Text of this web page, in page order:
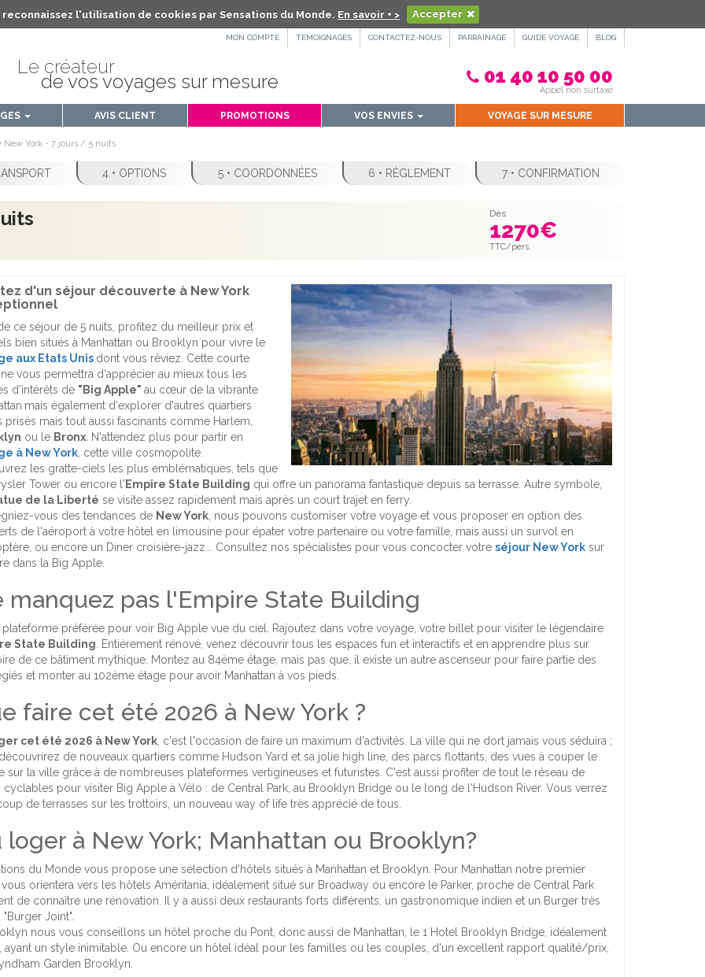
l'utilisation de cookies par Sensations du Monde. En savoir + > Accepter
MON COMPTE TÉMOIGNAGES CONTACTEZ-NOUS PARRAINAGE GUIDE VOYAGE BLOG
Le créateur
de vos voyages sur mesure 01 40 10 50 00
Appel non surtaxé
AVIS CLIENT PROMOTIONS VOS ENVIES VOYAGE SUR MESURE
New York - 7 jours / 5 nuits
4 • OPTIONS 5 • COORDONNÉES 6 • RÈGLEMENT 7 • CONFIRMATION
Dès
1270€
TTC/pers.
d'un séjour découverte à New York
ce séjour de 5 nuits, profitez du meilleur prix et
bien situés à Manhattan ou Brooklyn pour vivre le
aux Etats Unis dont vous rêviez. Cette courte
vous permettra d'apprécier au mieux tous les
d'intérêts de "Big Apple" au cœur de la vibrante
mais également d'explorer d'autres quartiers
prisés mais tout aussi fascinants comme Harlem,
ou le Bronx. N'attendez plus pour partir en
à New York, cette ville cosmopolite.
les gratte-ciels les plus emblématiques, tels que
Tower ou encore l' Empire State Building qui offre un panorama fantastique depuis sa terrasse. Autre symbole,
de la Liberté se visite assez rapidement mais après un court trajet en ferry.
vous des tendances de New York, nous pouvons customiser votre voyage et vous proposer en option des
de l'aéroport à votre hôtel en limousine pour épater votre partenaire ou votre famille, mais aussi un survol en
ou encore un Diner croisière-jazz... Consultez nos spécialistes pour vous concocter votre séjour New Yorksur
dans la Big Apple.
manquez pas l'Empire State Building
préférée pour voir Big Apple vue du ciel. Rajoutez dans votre voyage, votre billet pour visiter le légendaire
State Building. Entièrement rénové, venez découvrir tous les espaces fun et interactifs et en apprendre plus sur
de ce bâtiment mythique. Montez au 84ème étage, mais pas que, il existe un autre ascenseur pour faire partie des
et monter au 102ème étage pour avoir Manhattan à vos pieds.
faire cet été 2026 à New York ?
cet été 2026 à New York, c'est l'occasion de faire un maximum d'activités. La ville qui ne dort jamais vous séduira ;
de nouveaux quartiers comme Hudson Yard et sa jolie high line, des parcs flottants, des vues à couper le
sur la ville grâce à de nombreuses plateformes vertigineuses et futuristes. C'est aussi profiter de tout le réseau de
cyclables pour visiter Big Apple à Vélo : de Central Park, au Brooklyn Bridge ou le long de l'Hudson River. Vous verrez
de terrasses sur les trottoirs, un nouveau way of life très apprécié de tous.
loger à New York; Manhattan ou Brooklyn?
du Monde vous propose une sélection d'hôtels situés à Manhattan et Brooklyn. Pour Manhattan notre premier
orientera vers les hôtels Améritania, idéalement situé sur Broadway ou encore le Parker, proche de Central Park
de connaître une rénovation. Il y a aussi deux restaurants forts différents, un gastronomique indien et un Burger très
Joint".
nous vous conseillons un hôtel proche du Pont, donc aussi de Manhattan, le 1 Hotel Brooklyn Bridge, idéalement
ayant un style inimitable. Ou encore un hôtel idéal pour les familles ou les couples, d'un excellent rapport qualité/prix,
Garden Brooklyn.